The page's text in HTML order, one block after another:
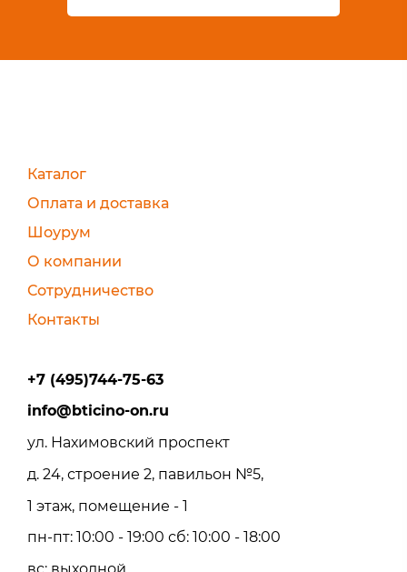
Каталог
Оплата и доставка
Шоурум
О компании
Сотрудничество
Контакты
+7 (495)744-75-63
info@bticino-on.ru
ул. Нахимовский проспект
д. 24, строение 2, павильон №5,
1 этаж, помещение - 1
пн-пт: 10:00 - 19:00 сб: 10:00 - 18:00